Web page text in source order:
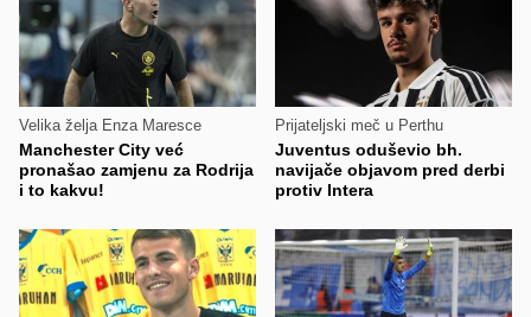
Velika želja Enza Maresce
Manchester City već
pronašao zamjenu za Rodrija
i to kakvu!
Prijateljski meč u Perthu
Juventus oduševio bh.
navijače objavom pred derbi
protiv Intera